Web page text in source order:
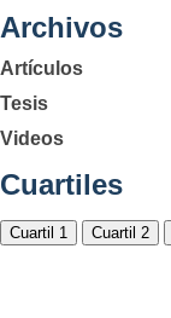
Archivos
Artículos
Tesis
Videos
Cuartiles
Cuartil 1 Cuartil 2